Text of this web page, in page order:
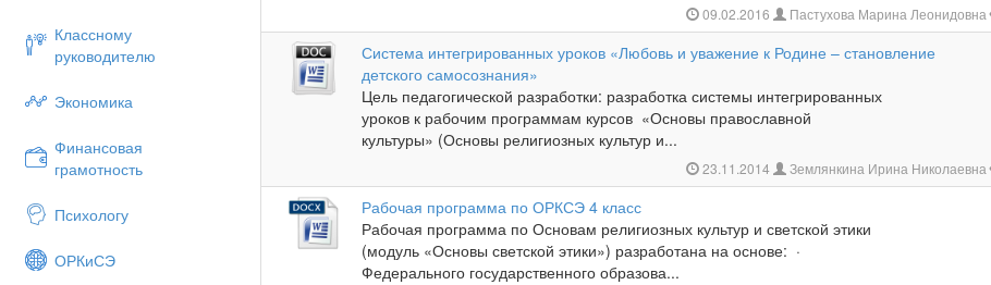
Классному
руководителю
Экономика
Финансовая
грамотность
Психологу
ОРКиСЭ
09.02.2016 Пастухова Марина Леонидовна
Система интегрированных уроков «Любовь и уважение к Родине – становление
детского самосознания»
Цель педагогической разработки: разработка системы интегрированных
уроков к рабочим программам курсов «Основы православной
культуры» (Основы религиозных культур и...
23.11.2014 Землянкина Ирина Николаевна
Рабочая программа по ОРКСЭ 4 класс
Рабочая программа по Основам религиозных культур и светской этики
(модуль «Основы светской этики») разработана на основе: ·
Федерального государственного образова...